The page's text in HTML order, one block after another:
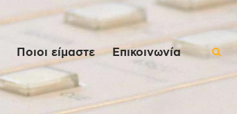
Ποιοι είμαστε Επικοινωνία